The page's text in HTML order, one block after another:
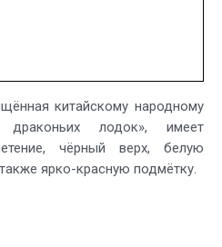
китайскому народному
драконьих лодок», имеет
чёрный верх, белую
ярко-красную подмётку.